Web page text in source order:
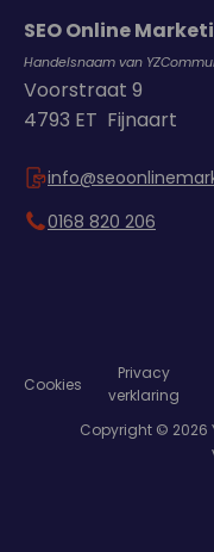
SEO Online
Handelsnaam van
Voorstraat 9
4793 ET Fijnaart
0168 820 206
Cookies
Privacy
verklaring
Copyright © 2026